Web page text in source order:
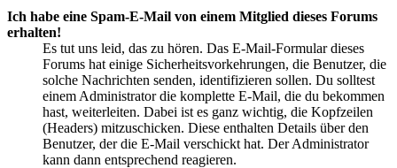
Ich habe eine Spam-E-Mail von einem Mitglied dieses Forums
erhalten!
Es tut uns leid, das zu hören. Das E-Mail-Formular dieses
Forums hat einige Sicherheitsvorkehrungen, die Benutzer, die
solche Nachrichten senden, identifizieren sollen. Du solltest
einem Administrator die komplette E-Mail, die du bekommen
hast, weiterleiten. Dabei ist es ganz wichtig, die Kopfzeilen
(Headers) mitzuschicken. Diese enthalten Details über den
Benutzer, der die E-Mail verschickt hat. Der Administrator
kann dann entsprechend reagieren.